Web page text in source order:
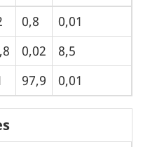
0,8
0,01
0,02
8,5
97,9 0,01